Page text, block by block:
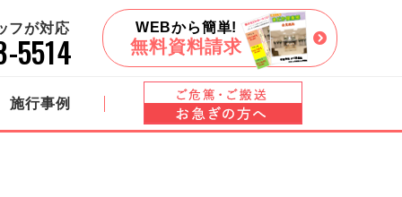
フが対応
5514
WEBから簡単!
無料資料請求
施行事例